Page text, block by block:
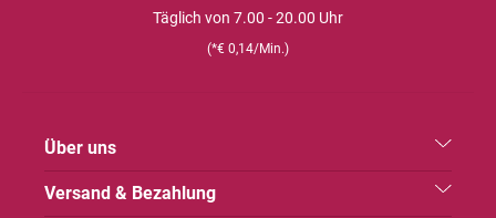
Täglich von 7.00 - 20.00 Uhr
(*€ 0,14/Min.)
Über uns
Versand & Bezahlung